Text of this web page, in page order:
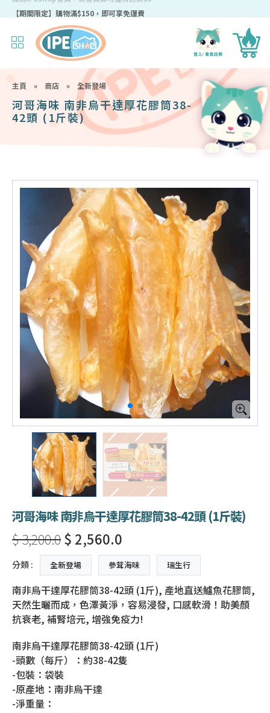
成為IPEshop會員，新會員即可獲得迎新$50購物優惠碼！
主頁 » 商店 » 全新登場
河哥海味 南非烏干達厚花膠筒38-
42頭 (1斤裝)
河哥海味 南非烏干達厚花膠筒38-42頭 (1斤裝)
$ 3,200.0$ 2,560.0
分類 : 全新登場 參茸海味 瑞生行
南非烏干達厚花膠筒38-42頭 (1斤), 產地直送鱸魚花膠筒,
天然生曬而成，色澤黃淨，容易浸發, 口感軟滑！助美顏
抗衰老, 補腎培元, 增強免疫力!
南非烏干達厚花膠筒38-42頭 (1斤)
-頭數（每斤）：約38-42隻
-包裝：袋裝
-原產地：南非烏干達
-淨重量：